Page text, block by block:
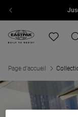
Aller au contenu
Eastpak, accéder à
Page d'accueil